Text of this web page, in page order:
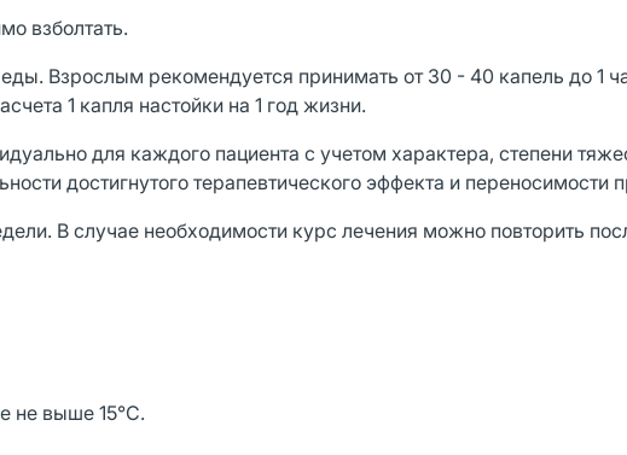
взболтать.
Взрослым рекомендуется принимать от 30 - 40 капель до 1
1 капля настойки на 1 год жизни.
для каждого пациента с учетом характера, степени
достигнутого терапевтического эффекта и переносимости
В случае необходимости курс лечения можно повторить
не выше 15°C.